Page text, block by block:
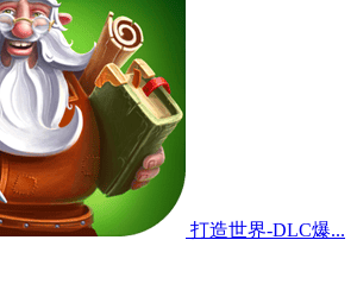
打造世界-DLC爆...